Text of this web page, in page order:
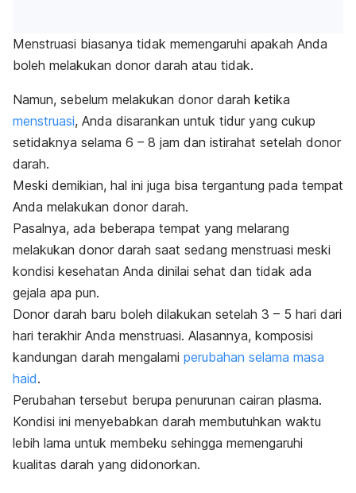
Menstruasi biasanya tidak memengaruhi apakah Anda
boleh melakukan donor darah atau tidak.
Namun, sebelum melakukan donor darah ketika
menstruasi, Anda disarankan untuk tidur yang cukup
setidaknya selama 6 – 8 jam dan istirahat setelah donor
darah.
Meski demikian, hal ini juga bisa tergantung pada tempat
Anda melakukan donor darah.
Pasalnya, ada beberapa tempat yang melarang
melakukan donor darah saat sedang menstruasi meski
kondisi kesehatan Anda dinilai sehat dan tidak ada
gejala apa pun.
Donor darah baru boleh dilakukan setelah 3 – 5 hari dari
hari terakhir Anda menstruasi. Alasannya, komposisi
kandungan darah mengalami perubahan selama masa
haid.
Perubahan tersebut berupa penurunan cairan plasma.
Kondisi ini menyebabkan darah membutuhkan waktu
lebih lama untuk membeku sehingga memengaruhi
kualitas darah yang didonorkan.